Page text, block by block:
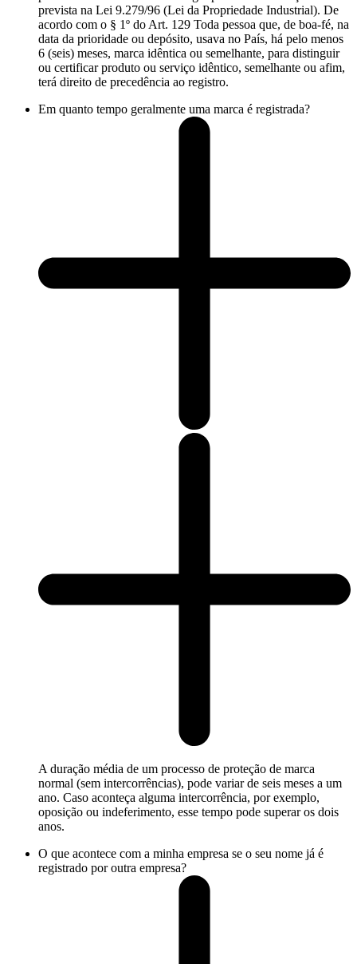
prevista na Lei 9.279/96 (Lei da Propriedade Industrial). De
acordo com o § 1º do Art. 129 Toda pessoa que, de boa-fé, na
data da prioridade ou depósito, usava no País, há pelo menos
6 (seis) meses, marca idêntica ou semelhante, para distinguir
ou certificar produto ou serviço idêntico, semelhante ou afim,
terá direito de precedência ao registro.
Em quanto tempo geralmente uma marca é registrada?
A duração média de um processo de proteção de marca
normal (sem intercorrências), pode variar de seis meses a um
ano. Caso aconteça alguma intercorrência, por exemplo,
oposição ou indeferimento, esse tempo pode superar os dois
anos.
O que acontece com a minha empresa se o seu nome já é
registrado por outra empresa?